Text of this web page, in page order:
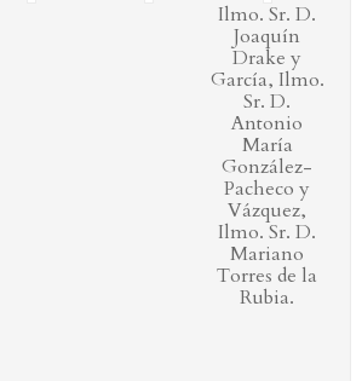
Ilmo. Sr. D.
Joaquín
Drake y
García, Ilmo.
Sr. D.
Antonio
María
González-
Pacheco y
Vázquez,
Ilmo. Sr. D.
Mariano
Torres de la
Rubia.